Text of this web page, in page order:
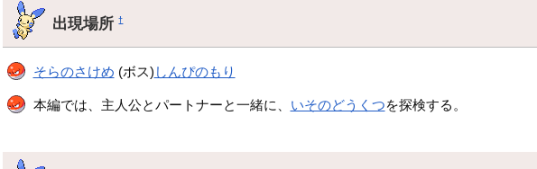
出現場所†
そらのさけめ (ボス) しんぴのもり
本編では、主人公とパートナーと一緒に、 いそのどうくつを探検する。